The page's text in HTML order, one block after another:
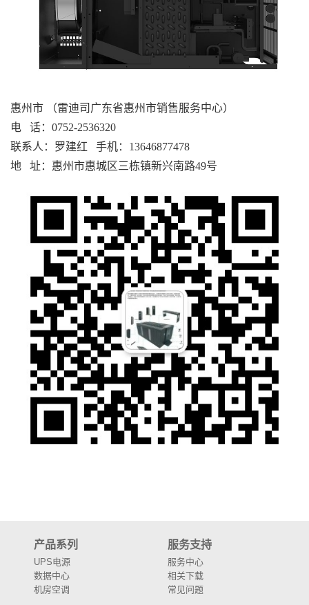
惠州市 （雷迪司广东省惠州市销售服务中心）
电 话：0752-2536320
联系人：罗建红 手机：13646877478
地 址： 惠州市惠城区三栋镇新兴南路49号
产品系列
UPS电源
数据中心
机房空调
服务支持
服务中心
相关下载
常见问题